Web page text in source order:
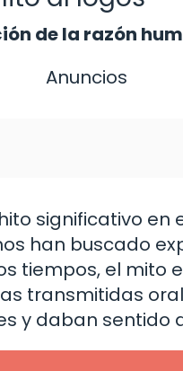
de la razón
Anuncios
significativo
han buscado
tiempos, el mito
transmitidas
y daban sentido